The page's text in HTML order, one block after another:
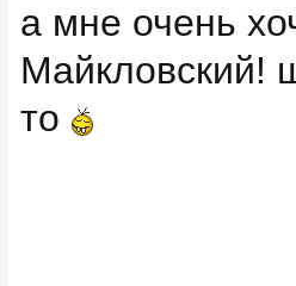
а мне очень
Майкловский!
то